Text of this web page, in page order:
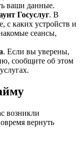
ваши данные.
Госуслуг. В
с каких устройств и
сеансы,
. Если вы уверены,
сообщите об этом
возникли
вернуть